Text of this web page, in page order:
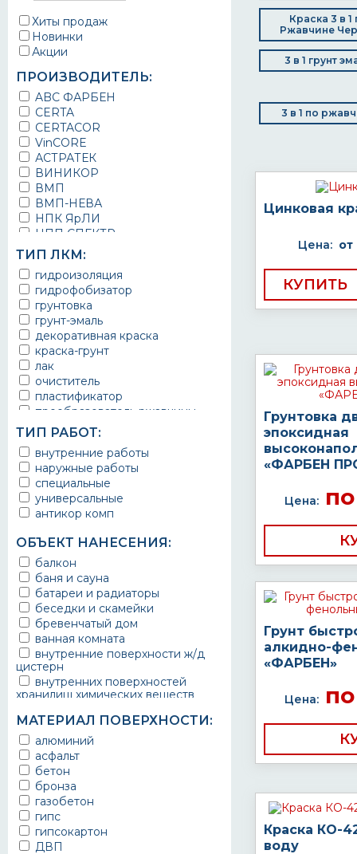
Хиты продаж
Новинки
Акции
ПРОИЗВОДИТЕЛЬ:
ABC ФАРБЕН
CERTA
CERTACOR
VinCORE
АСТРАТЕК
ВИНИКОР
ВМП
ВМП-НЕВА
НПК ЯрЛИ
НПП СПЕКТР
НПФ ЭМАЛЬ
ТЕРМА
УРЕПЛЕН
ТИП ЛКМ:
гидроизоляция
гидрофобизатор
грунтовка
грунт-эмаль
декоративная краска
краска-грунт
лак
очиститель
пластификатор
преобразователь ржавчины
эмаль
Краска
Покрытие
грунт эмаль
защитное покрытие
ТИП РАБОТ:
внутренние работы
наружные работы
специальные
универсальные
антикор комп
ОБЪЕКТ НАНЕСЕНИЯ:
балкон
баня и сауна
батареи и радиаторы
беседки и скамейки
бревенчатый дом
ванная комната
внутренние поверхности ж/д
цистерн
внутренних поверхностей
хранилищ химических веществ
ворота
выхлопные системы
автомобилей
газопроводы
гараж
гидротехнические сооружения
городской транспорт
грузовые вагоны
двери металлические
МАТЕРИАЛ ПОВЕРХНОСТИ:
алюминий
асфальт
бетон
бронза
газобетон
гипс
гипсокартон
ДВП
Краска 3 в 1
Ржавчине
3 в 1 грунт
3 в 1 по
Цинковая
Цена: от
КУПИТЬ
Грунтовка
эпоксидная
«ФАРБЕН
Цена:по
Грунт
алкидно-
«ФАРБЕН»
Цена:по
Краска КО-
воду